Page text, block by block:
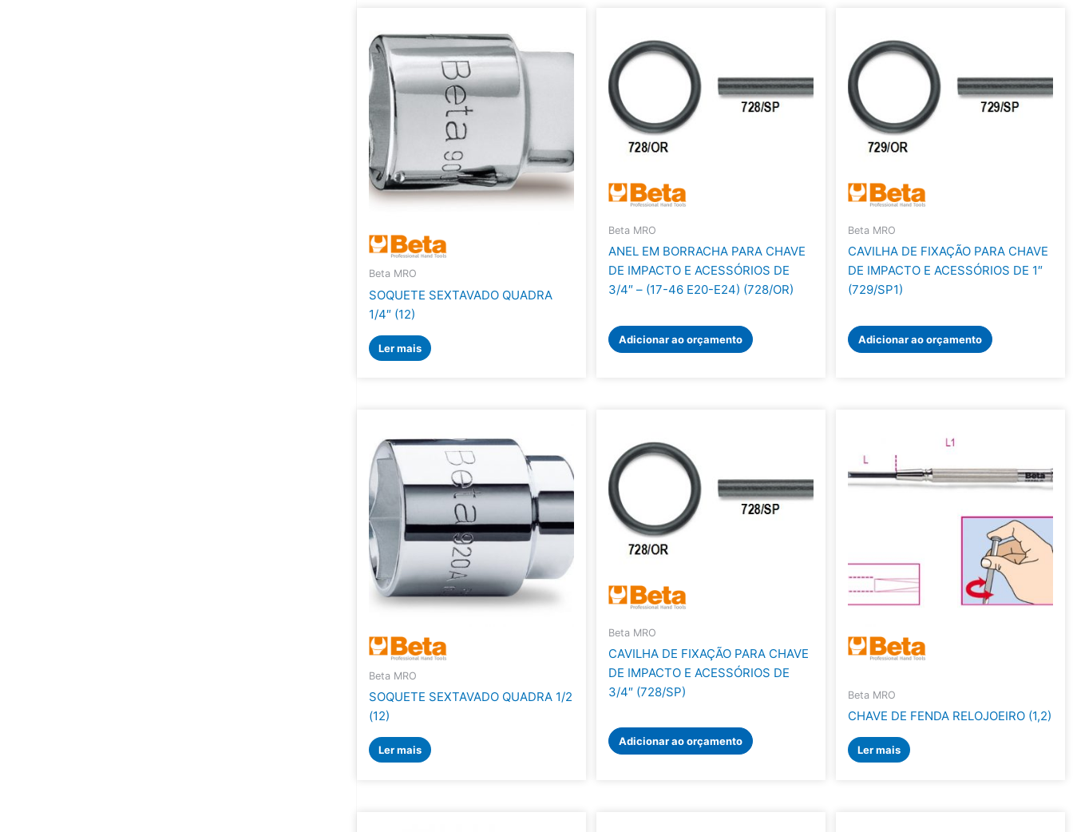
Beta MRO
SOQUETE SEXTAVADO QUADRA
1/4″ (12)
Ler mais
Beta MRO
ANEL EM BORRACHA PARA CHAVE
DE IMPACTO E ACESSÓRIOS DE
3/4″ – (17-46 E20-E24) (728/OR)
Adicionar ao orçamento
Beta MRO
CAVILHA DE FIXAÇÃO PARA CHAVE
DE IMPACTO E ACESSÓRIOS DE 1″
(729/SP1)
Adicionar ao orçamento
Beta MRO
SOQUETE SEXTAVADO QUADRA 1/2
(12)
Ler mais
Beta MRO
CAVILHA DE FIXAÇÃO PARA CHAVE
DE IMPACTO E ACESSÓRIOS DE
3/4″ (728/SP)
Adicionar ao orçamento
Beta MRO
CHAVE DE FENDA RELOJOEIRO (1,2)
Ler mais